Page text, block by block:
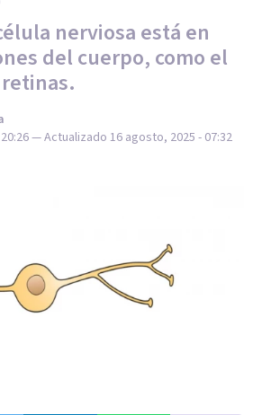
nerviosa está en
del cuerpo, como el
— Actualizado 16 agosto, 2025 - 07:32